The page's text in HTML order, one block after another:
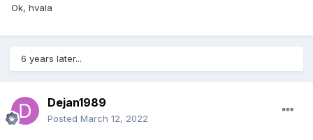
Ok, hvala
6 years later...
Dejan1989
Posted March 12, 2022